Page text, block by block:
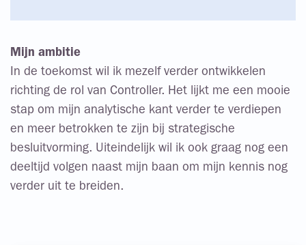
Mijn ambitie
In de toekomst wil ik mezelf verder ontwikkelen
richting de rol van Controller. Het lijkt me een mooie
stap om mijn analytische kant verder te verdiepen
en meer betrokken te zijn bij strategische
besluitvorming. Uiteindelijk wil ik ook graag nog een
deeltijd volgen naast mijn baan om mijn kennis nog
verder uit te breiden.